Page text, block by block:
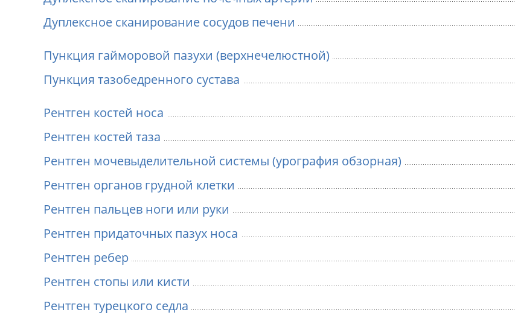
Дуплексное сканирование сосудов печени
Пункция гайморовой пазухи (верхнечелюстной)
Пункция тазобедренного сустава
Рентген костей носа
Рентген костей таза
Рентген мочевыделительной системы (урография обзорная)
Рентген органов грудной клетки
Рентген пальцев ноги или руки
Рентген придаточных пазух носа
Рентген ребер
Рентген стопы или кисти
Рентген турецкого седла